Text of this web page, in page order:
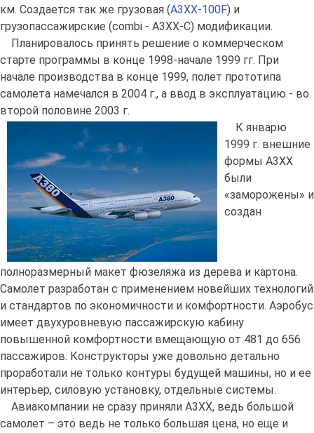
км. Создается так же грузовая (A3XX-100F) и
грузопассажирские (combi - A3XX-C) модификации.
Планировалось принять решение о коммерческом
старте программы в конце 1998-начале 1999 гг. При
начале производства в конце 1999, полет прототипа
самолета намечался в 2004 г., а ввод в эксплуатацию - во
второй половине 2003 г.
К январю
1999 г. внешние
формы А3ХХ
были
«заморожены» и
создан
полноразмерный макет фюзеляжа из дерева и картона.
Самолет разработан с применением новейших технологий
и стандартов по экономичности и комфортности. Аэробус
имеет двухуровневую пассажирскую кабину
повышенной комфортности вмещающую от 481 до 656
пассажиров. Конструкторы уже довольно детально
проработали не только контуры будущей машины, но и ее
интерьер, силовую установку, отдельные системы.
Авиакомпании не сразу приняли А3ХХ, ведь большой
самолет – это ведь не только большая цена, но еще и